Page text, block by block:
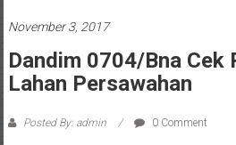
November 3, 2017
Dandim 0704/Bna Cek
Lahan Persawahan
Posted By: admin 0 Comment